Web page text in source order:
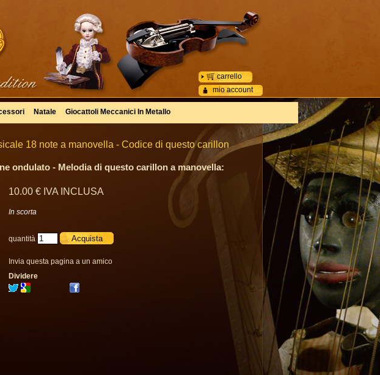
mio account
carrello
Natale Giocattoli Meccanici In Metallo
18 note a manovella - Codice di questo carillon
ondulato - Melodia di questo carillon a manovella:
10.00 € IVA INCLUSA
In scorta
quantità
Invia questa pagina a un amico
Dividere